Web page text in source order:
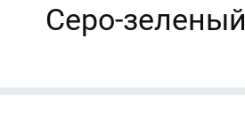
Серо-зеленый